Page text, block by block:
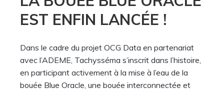
EST ENFIN LANCÉE !
Dans le cadre du projet OCG Data en partenariat
avec l’ADEME, Tachysséma s’inscrit dans l’histoire,
en participant activement à la mise à l’eau de la
bouée Blue Oracle, une bouée interconnectée et